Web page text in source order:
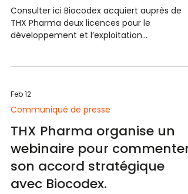
Consulter ici Biocodex acquiert auprès de
THX Pharma deux licences pour le
développement et l’exploitation
jusqu’à 161 M€ de paiements d’étapes de
développement et de commercialisation,
deux chiffres sur les ventes nettes. Lyon et
Gentilly, France, 10 février 2026, 18h C
Feb 12
Communiqué de presse
THX Pharma organise un
webinaire pour commenter
son accord stratégique
avec Biocodex.